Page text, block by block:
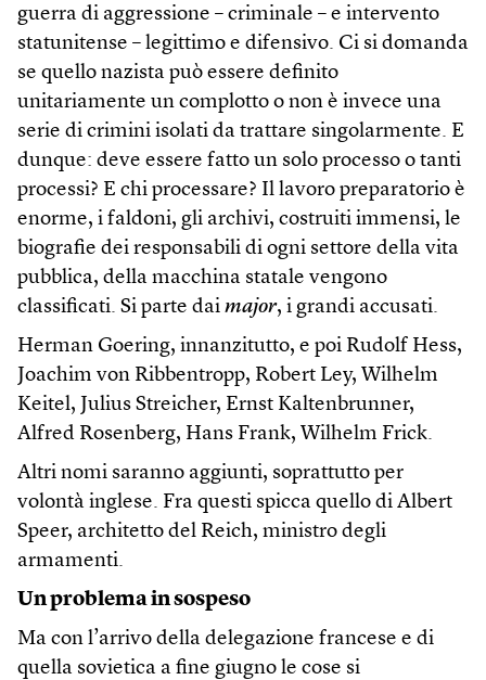
guerra di aggressione – criminale – e intervento
statunitense – legittimo e difensivo. Ci si domanda
se quello nazista può essere definito
unitariamente un complotto o non è invece una
serie di crimini isolati da trattare singolarmente. E
dunque: deve essere fatto un solo processo o tanti
processi? E chi processare? Il lavoro preparatorio è
enorme, i faldoni, gli archivi, costruiti immensi, le
biografie dei responsabili di ogni settore della vita
pubblica, della macchina statale vengono
classificati. Si parte dai major, i grandi accusati.
Herman Goering, innanzitutto, e poi Rudolf Hess,
Joachim von Ribbentropp, Robert Ley, Wilhelm
Keitel, Julius Streicher, Ernst Kaltenbrunner,
Alfred Rosenberg, Hans Frank, Wilhelm Frick.
Altri nomi saranno aggiunti, soprattutto per
volontà inglese. Fra questi spicca quello di Albert
Speer, architetto del Reich, ministro degli
armamenti.
Un problema in sospeso
Ma con l’arrivo della delegazione francese e di
quella sovietica a fine giugno le cose si